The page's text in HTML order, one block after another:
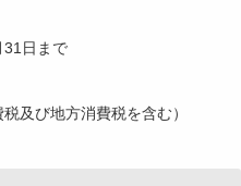
31日まで
及び地方消費税を含む）